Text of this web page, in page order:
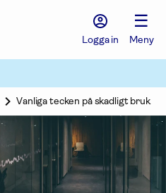
Logga in
☰
Meny
Vanliga tecken på skadligt bruk